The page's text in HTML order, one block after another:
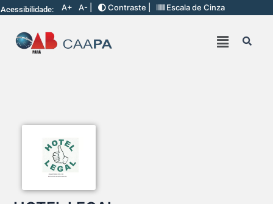
Acessibilidade: A+ A- | Contraste | Escala de Cinza